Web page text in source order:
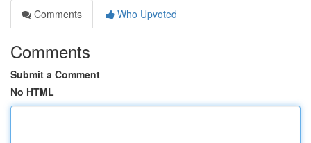
Comments
Who Upvoted
Comments
Submit a Comment
No HTML